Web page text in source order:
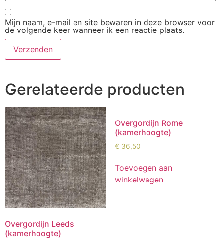
Mijn naam, e-mail en site bewaren in deze browser voor
de volgende keer wanneer ik een reactie plaats.
Gerelateerde producten
Overgordijn Leeds
(kamerhoogte)
Overgordijn Rome
(kamerhoogte)
€ 36,50
Toevoegen aan
winkelwagen